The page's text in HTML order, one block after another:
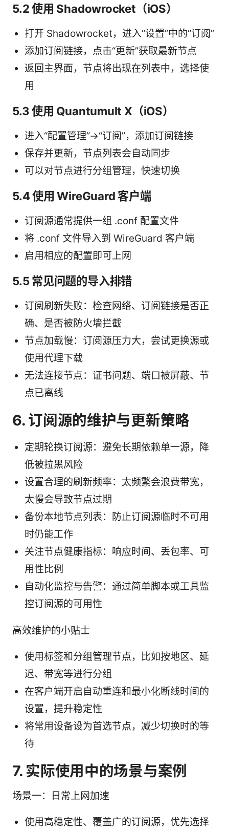
5.2 使用 Shadowrocket（iOS）
打开 Shadowrocket，进入“设置”中的“订阅”
添加订阅链接，点击“更新”获取最新节点
返回主界面，节点将出现在列表中，选择使
用
5.3 使用 Quantumult X（iOS）
进入“配置管理”->“订阅”，添加订阅链接
保存并更新，节点列表会自动同步
可以对节点进行分组管理，快速切换
5.4 使用 WireGuard 客户端
订阅源通常提供一组 .conf 配置文件
将 .conf 文件导入到 WireGuard 客户端
启用相应的配置即可上网
5.5 常见问题的导入排错
订阅刷新失败：检查网络、订阅链接是否正
确、是否被防火墙拦截
节点加载慢：订阅源压力大，尝试更换源或
使用代理下载
无法连接节点：证书问题、端口被屏蔽、节
点已离线
6. 订阅源的维护与更新策略
定期轮换订阅源：避免长期依赖单一源，降
低被拉黑风险
设置合理的刷新频率：太频繁会浪费带宽，
太慢会导致节点过期
备份本地节点列表：防止订阅源临时不可用
时仍能工作
关注节点健康指标：响应时间、丢包率、可
用性比例
自动化监控与告警：通过简单脚本或工具监
控订阅源的可用性
高效维护的小贴士
使用标签和分组管理节点，比如按地区、延
迟、带宽等进行分组
在客户端开启自动重连和最小化断线时间的
设置，提升稳定性
将常用设备设为首选节点，减少切换时的等
待
7. 实际使用中的场景与案例
场景一：日常上网加速
使用高稳定性、覆盖广的订阅源，优先选择